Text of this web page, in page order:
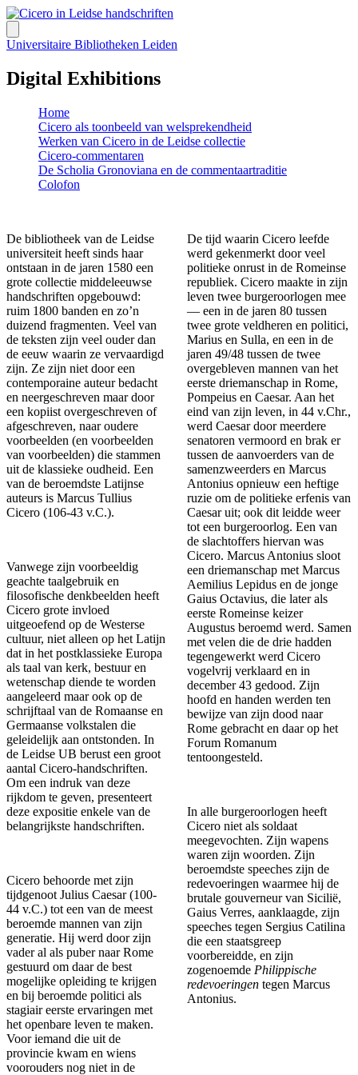
Universitaire Bibliotheken Leiden
Digital Exhibitions
Home
Cicero als toonbeeld van welsprekendheid
Werken van Cicero in de Leidse collectie
Cicero-commentaren
De Scholia Gronoviana en de commentaartraditie
Colofon
De bibliotheek van de Leidse
universiteit heeft sinds haar
ontstaan in de jaren 1580 een
grote collectie middeleeuwse
handschriften opgebouwd:
ruim 1800 banden en zo’n
duizend fragmenten. Veel van
de teksten zijn veel ouder dan
de eeuw waarin ze vervaardigd
zijn. Ze zijn niet door een
contemporaine auteur bedacht
en neergeschreven maar door
een kopiist overgeschreven of
afgeschreven, naar oudere
voorbeelden (en voorbeelden
van voorbeelden) die stammen
uit de klassieke oudheid. Een
van de beroemdste Latijnse
auteurs is Marcus Tullius
Cicero (106-43 v.C.).
Vanwege zijn voorbeeldig
geachte taalgebruik en
filosofische denkbeelden heeft
Cicero grote invloed
uitgeoefend op de Westerse
cultuur, niet alleen op het Latijn
dat in het postklassieke Europa
als taal van kerk, bestuur en
wetenschap diende te worden
aangeleerd maar ook op de
schrijftaal van de Romaanse en
Germaanse volkstalen die
geleidelijk aan ontstonden. In
de Leidse UB berust een groot
aantal Cicero-handschriften.
Om een indruk van deze
rijkdom te geven, presenteert
deze expositie enkele van de
belangrijkste handschriften.
Cicero behoorde met zijn
tijdgenoot Julius Caesar (100-
44 v.C.) tot een van de meest
beroemde mannen van zijn
generatie. Hij werd door zijn
vader al als puber naar Rome
gestuurd om daar de best
mogelijke opleiding te krijgen
en bij beroemde politici als
stagiair eerste ervaringen met
het openbare leven te maken.
Voor iemand die uit de
provincie kwam en wiens
voorouders nog niet in de
De tijd waarin Cicero leefde
werd gekenmerkt door veel
politieke onrust in de Romeinse
republiek. Cicero maakte in zijn
leven twee burgeroorlogen mee
— een in de jaren 80 tussen
twee grote veldheren en politici,
Marius en Sulla, en een in de
jaren 49/48 tussen de twee
overgebleven mannen van het
eerste driemanschap in Rome,
Pompeius en Caesar. Aan het
eind van zijn leven, in 44 v.Chr.,
werd Caesar door meerdere
senatoren vermoord en brak er
tussen de aanvoerders van de
samenzweerders en Marcus
Antonius opnieuw een heftige
ruzie om de politieke erfenis van
Caesar uit; ook dit leidde weer
tot een burgeroorlog. Een van
de slachtoffers hiervan was
Cicero. Marcus Antonius sloot
een driemanschap met Marcus
Aemilius Lepidus en de jonge
Gaius Octavius, die later als
eerste Romeinse keizer
Augustus beroemd werd. Samen
met velen die de drie hadden
tegengewerkt werd Cicero
vogelvrij verklaard en in
december 43 gedood. Zijn
hoofd en handen werden ten
bewijze van zijn dood naar
Rome gebracht en daar op het
Forum Romanum
tentoongesteld.
In alle burgeroorlogen heeft
Cicero niet als soldaat
meegevochten. Zijn wapens
waren zijn woorden. Zijn
beroemdste speeches zijn de
redevoeringen waarmee hij de
brutale gouverneur van Sicilië,
Gaius Verres, aanklaagde, zijn
speeches tegen Sergius Catilina
die een staatsgreep
voorbereidde, en zijn
zogenoemde Philippische
redevoeringen tegen Marcus
Antonius.